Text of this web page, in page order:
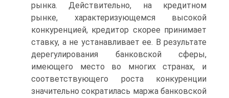
рынка. Действительно, на кредитном
рынке, характеризующемся высокой
конкуренцией, кредитор скорее принимает
ставку, а не устанавливает ее. В результате
дерегулирования банковской сферы,
имеющего место во многих странах, и
соответствующего роста конкуренции
значительно сократилась маржа банковской